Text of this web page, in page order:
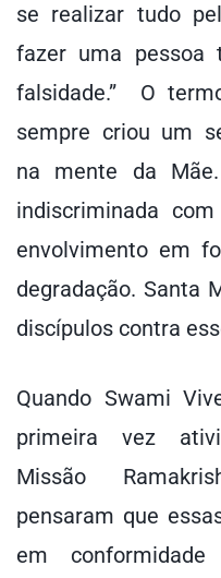
se realizar tudo
fazer uma pessoa
falsidade.” O
sempre criou um
na mente da
indiscriminada
envolvimento em
degradação. Santa
discípulos contra
Quando Swami
primeira vez
Missão
pensaram que
em